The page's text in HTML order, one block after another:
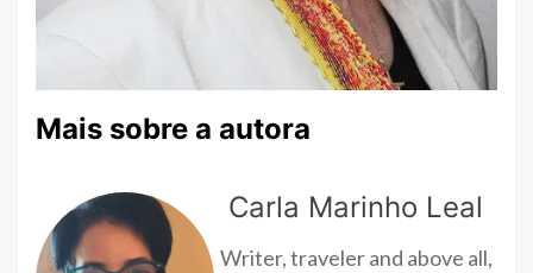
Mais sobre a autora
Carla Marinho Leal
Writer, traveler and above all,